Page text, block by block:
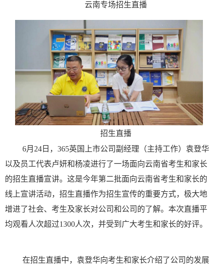
云南专场招生直播
招生直播
6月24日，365英国上市公司副经理（主持工作）袁登华
以及员工代表卢妍和杨凌进行了一场面向云南省考生和家长
的招生直播宣讲。这是今年第二批面向云南省考生和家长的
线上宣讲活动，招生直播作为招生宣传的重要方式，极大地
增进了社会、考生及家长对公司和公司的了解。本次直播平
均观看人次超过1300人次，并受到广大考生和家长的好评。
在招生直播中，袁登华向考生和家长介绍了公司的发展